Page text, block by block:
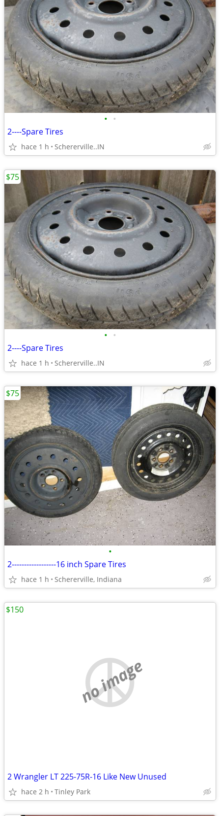
• •
2----Spare Tires
hace 1 h Schererville..IN
• •
2----Spare Tires
hace 1 h Schererville..IN
$75
•
2------------------16 inch Spare Tires
hace 1 h Schererville, Indiana
$75
no image
2 Wrangler LT 225-75R-16 Like New Unused
hace 2 h Tinley Park
$150